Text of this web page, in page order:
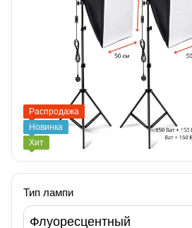
Распродажа
Новинка
Хит
Тип лампи
Флуоресцентный